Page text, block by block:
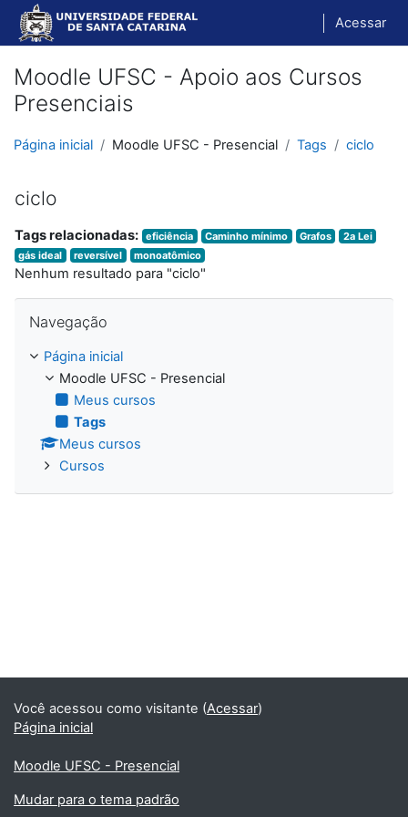
Ir para o conteúdo principal
Acessar
Moodle UFSC - Apoio aos Cursos
Presenciais
Página inicial Moodle UFSC - Presencial Tags ciclo
ciclo
Tags relacionadas: eficiência Caminho mínimo Grafos
2a Lei
gás ideal
reversível monoatômico
Nenhum resultado para "ciclo"
Navegação
Página inicial
Moodle UFSC - Presencial
Meus cursos
Tags
Meus cursos
Cursos
Você acessou como visitante (Acessar)
Página inicial
Moodle UFSC - Presencial
Mudar para o tema padrão